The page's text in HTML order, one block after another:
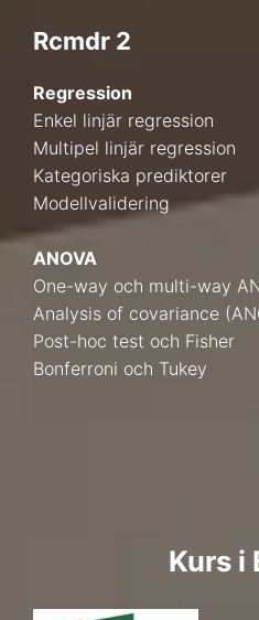
Rcmdr 2
Regression
Enkel linjär regression
Multipel linjär regression
Kategoriska prediktorer
Modellvalidering
ANOVA
One-way och multi-way
Analysis of covariance
Post-hoc test och Fisher
Bonferroni och Tukey
Kurs i